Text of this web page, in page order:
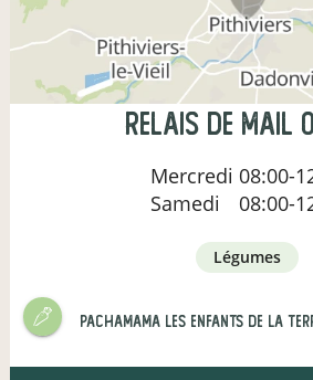
Relais de Mail
Mercredi 08:00-
Samedi
08:00-
légumes
Pachamama les enfants de la